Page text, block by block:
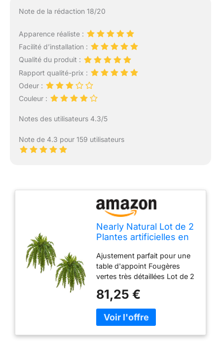
Note de la rédaction 18/20
Apparence réaliste :
Facilité d’installation :
Qualité du produit :
Rapport qualité-prix :
Odeur :
Couleur :
Notes des utilisateurs 4.3/5
Note de 4.3 pour 159 utilisateurs
Nearly Natural Lot de 2
Plantes artificielles en
Ajustement parfait pour une
table d'appoint Fougères
vertes très détaillées Lot de 2
88,9 cm. Largeur : 101,6 cm.
D : 101,6 cm
81,25 €